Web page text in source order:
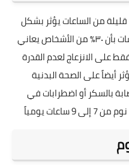
قليلة من الساعات يؤثر بشكل
سلبي على صحتك. فقد أثبتت الدراسات بأن ٣٠٪ من الأشخاص يعاني
على الانزعاج لعدم القدرة
أيضاً على الصحة البدنية
بالسكر أو اضطرابات في
يومياً